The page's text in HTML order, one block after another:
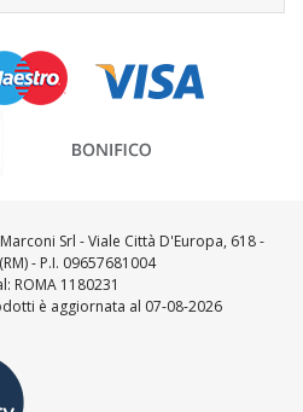
Srl - Viale Città D'Europa, 618 -
- P.I. 09657681004
ROMA 1180231
è aggiornata al 07-08-2026